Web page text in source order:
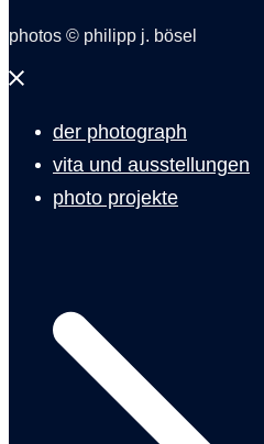
photos © philipp j. bösel
Menü
der photograph
vita und ausstellungen
photo projekte